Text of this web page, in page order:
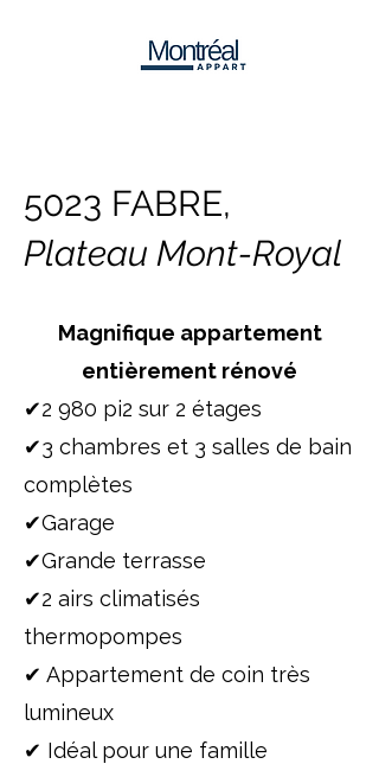
5023 FABRE,
Plateau Mont-Royal
Magnifique appartement
entièrement rénové
✔2 980 pi2 sur 2 étages
✔3 chambres et 3 salles de bain
complètes
✔Garage
✔Grande terrasse​
✔2 airs climatisés
thermopompes
✔ Appartement de coin très
lumineux
✔ Idéal pour une famille